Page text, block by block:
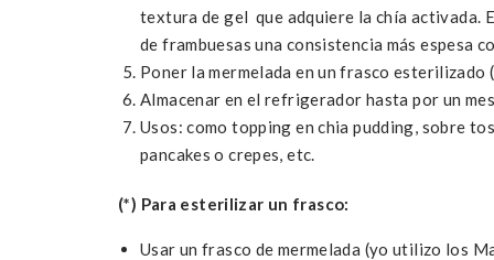
textura de gel que adquiere la chía activada.
de frambuesas una consistencia más espesa
Poner la mermelada en un frasco esterilizado
Almacenar en el refrigerador hasta por un
Usos: como topping en chia pudding, sobre
pancakes o crepes, etc.
(*) Para esterilizar un frasco:
Usar un frasco de mermelada (yo utilizo los